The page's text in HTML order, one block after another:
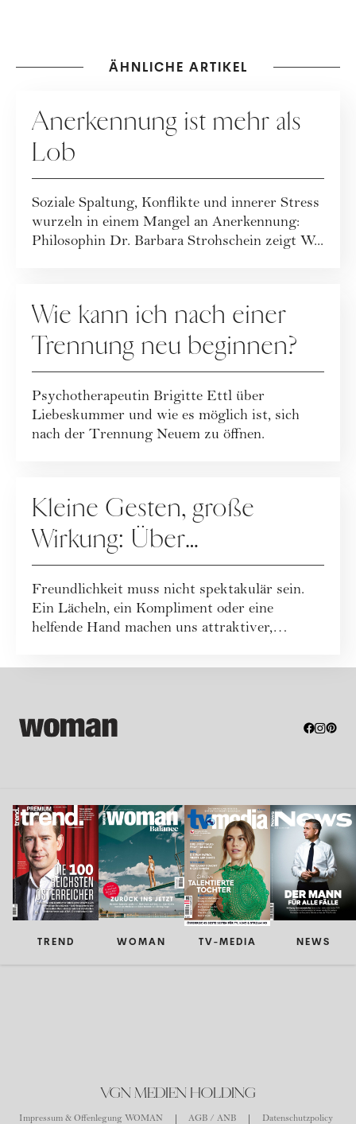
ÄHNLICHE ARTIKEL
Anerkennung ist mehr als
Lob
Soziale Spaltung, Konflikte und innerer Stress
wurzeln in einem Mangel an Anerkennung:
Philosophin Dr. Barbara Strohschein zeigt W...
Wie kann ich nach einer
Trennung neu beginnen?
Psychotherapeutin Brigitte Ettl über
Liebeskummer und wie es möglich ist, sich
nach der Trennung Neuem zu öffnen.
Kleine Gesten, große
Wirkung: Über
Freundlichkeit im Alltag
Freundlichkeit muss nicht spektakulär sein.
Ein Lächeln, ein Kompliment oder eine
helfende Hand machen uns attraktiver,
TREND WOMAN TV-MEDIA NEWS
VGN MEDIEN HOLDING
Impressum & Offenlegung WOMAN AGB / ANB Datenschutzpolicy